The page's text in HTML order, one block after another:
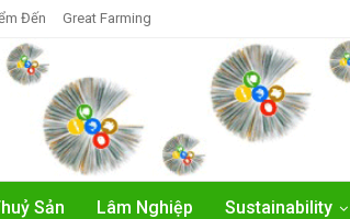
Đến Great Farming
Sản Lâm Nghiệp Sustainability